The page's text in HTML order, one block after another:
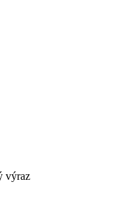
výraz